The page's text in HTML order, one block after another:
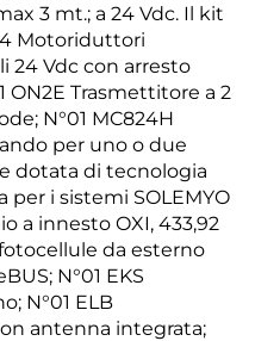
3 mt.; a 24 Vdc. Il kit
Motoriduttori
24 Vdc con arresto
ON2E Trasmettitore a 2
N°01 MC824H
per uno o due
dotata di tecnologia
per i sistemi SOLEMYO
a innesto OXI, 433,92
da esterno
N°01 EKS
N°01 ELB
antenna integrata;